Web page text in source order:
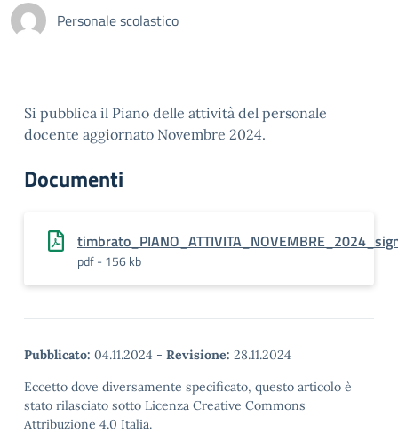
Personale scolastico
Si pubblica il Piano delle attività del personale
docente aggiornato Novembre 2024.
Documenti
pdf - 156 kb
Pubblicato: 04.11.2024 - Revisione: 28.11.2024
Eccetto dove diversamente specificato, questo articolo è
stato rilasciato sotto Licenza Creative Commons
Attribuzione 4.0 Italia.